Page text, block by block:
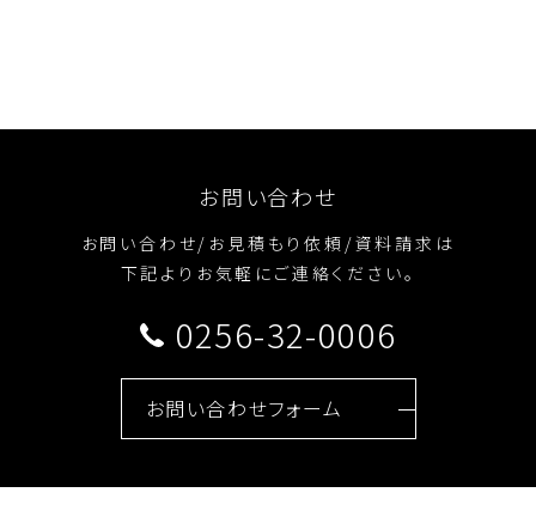
お問い合わせ
お問い合わせ/お見積もり依頼/資料請求は
下記よりお気軽にご連絡ください。
0256-32-0006
お問い合わせフォーム